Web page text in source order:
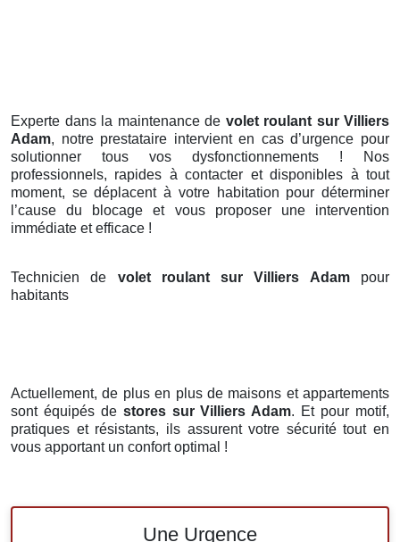
Experte dans la maintenance de volet roulant sur Villiers
Adam, notre prestataire intervient en cas d’urgence pour
solutionner tous vos dysfonctionnements ! Nos
professionnels, rapides à contacter et disponibles à tout
moment, se déplacent à votre habitation pour déterminer
l’cause du blocage et vous proposer une intervention
immédiate et efficace !
Technicien de volet roulant sur Villiers Adam pour
habitants
Actuellement, de plus en plus de maisons et appartements
sont équipés de stores sur Villiers Adam. Et pour motif,
pratiques et résistants, ils assurent votre sécurité tout en
vous apportant un confort optimal !
Une Urgence